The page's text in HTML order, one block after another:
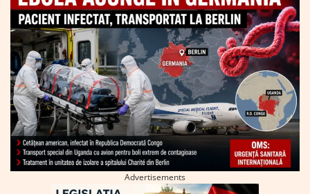
Advertisements